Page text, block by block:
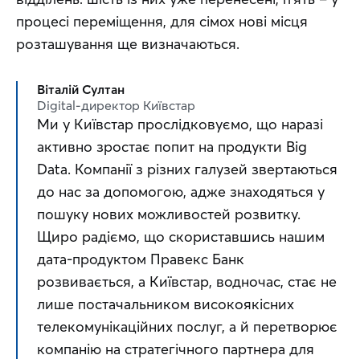
процесі переміщення, для сімох нові місця
розташування ще визначаються.
Віталій Султан
Digital-директор Київстар
Ми у Київстар прослідковуємо, що наразі
активно зростає попит на продукти Big
Data. Компанії з різних галузей звертаються
до нас за допомогою, адже знаходяться у
пошуку нових можливостей розвитку.
Щиро радіємо, що скориставшись нашим
дата-продуктом Правекс Банк
розвивається, а Київстар, водночас, стає не
лише постачальником високоякісних
телекомунікаційних послуг, а й перетворює
компанію на стратегічного партнера для